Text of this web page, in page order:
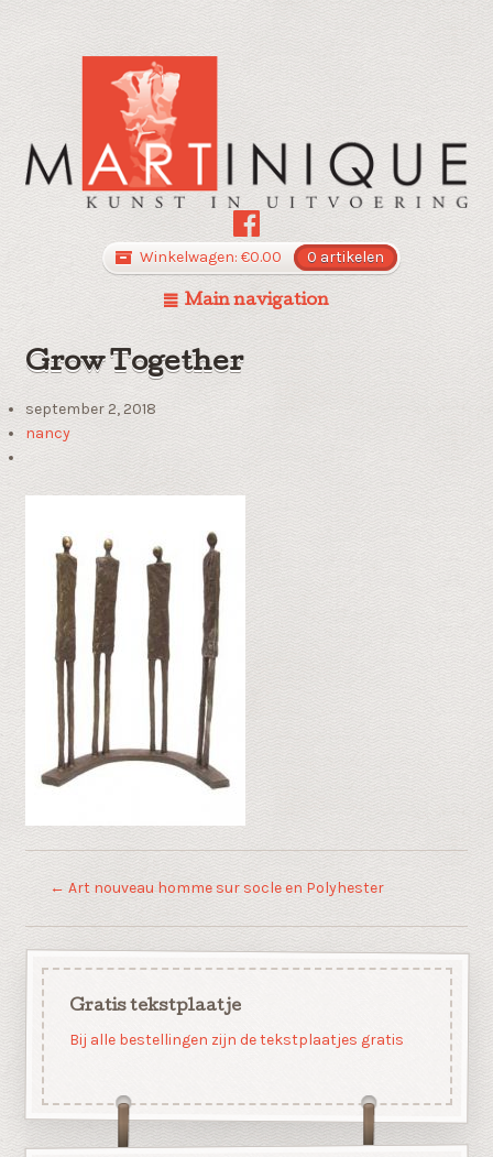
Winkelwagen: €0.00 0 artikelen
Main navigation
Grow Together
september 2, 2018
nancy
← Art nouveau homme sur socle en Polyhester
Gratis tekstplaatje
Bij alle bestellingen zijn de tekstplaatjes gratis